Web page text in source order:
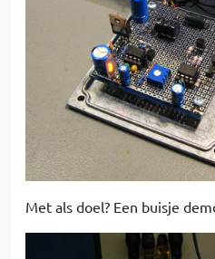
Met als doel? Een buisje